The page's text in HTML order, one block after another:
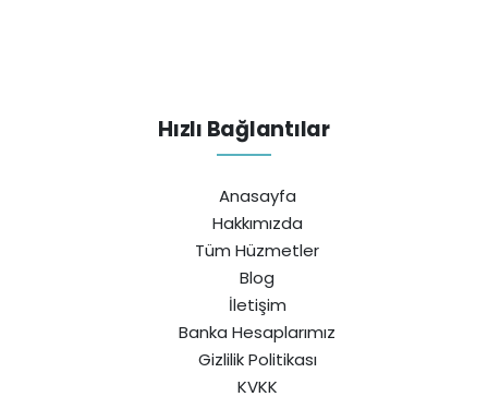
Hızlı Bağlantılar
Anasayfa
Hakkımızda
Tüm Hüzmetler
Blog
İletişim
Banka Hesaplarımız
Gizlilik Politikası
KVKK